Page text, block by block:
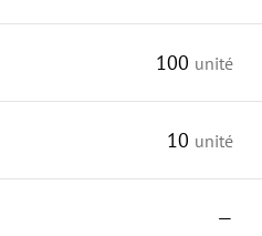
100 unité
10 unité
—